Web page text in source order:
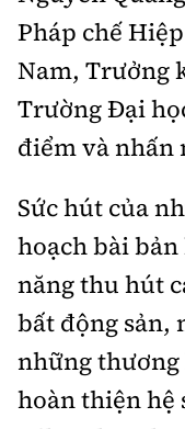
Pháp chế
Nam, Trưởng
Trường Đại
điểm và nhấn
Sức hút của
hoạch bài
năng thu hút
bất động sản,
những
hoàn thiện hệ